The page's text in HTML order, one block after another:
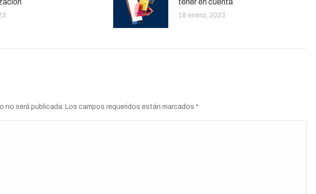
tener en cuenta
18 enero, 2023
no será publicada. Los campos requeridos están marcados *